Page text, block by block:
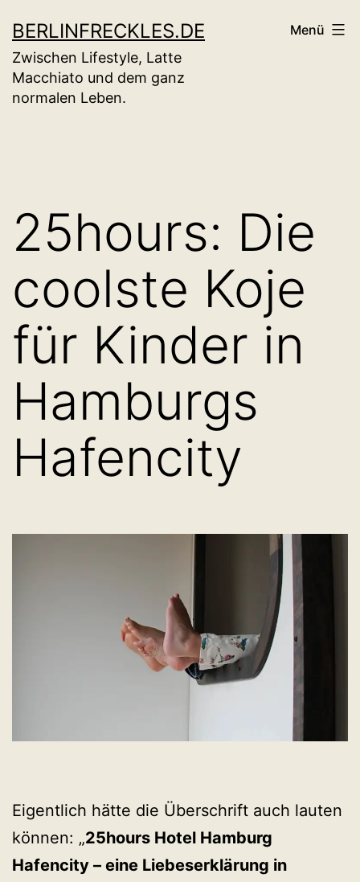
Inhalt
springen
BERLINFRECKLES.DE
Zwischen Lifestyle, Latte
Macchiato und dem ganz
normalen Leben.
Menü
25hours: Die
coolste Koje
für Kinder in
Hamburgs
Hafencity
Eigentlich hätte die Überschrift auch lauten
können: „25hours Hotel Hamburg
Hafencity – eine Liebeserklärung in